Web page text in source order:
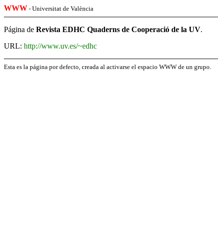
WWW - Universitat de València
Página de Revista EDHC Quaderns de Cooperació de la UV.
URL: http://www.uv.es/~edhc
Esta es la página por defecto, creada al activarse el espacio WWW de un grupo.